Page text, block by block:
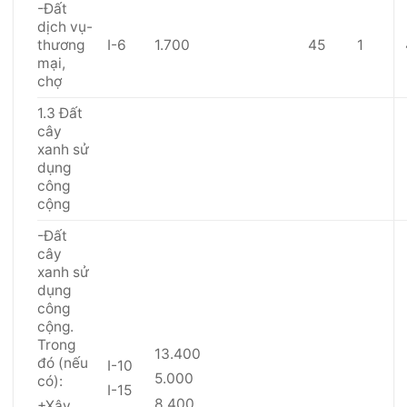
-Đất
dịch vụ-
thương
mại,
chợ
I-6 1.700 45 1
1.3 Đất
cây
xanh sử
dụng
công
cộng
-Đất
cây
xanh sử
dụng
công
cộng.
Trong
đó (nếu
có):
I-10
I-15
13.400
5.000